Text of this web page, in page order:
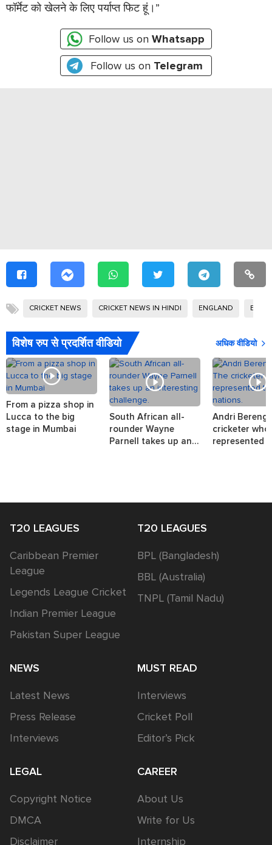
फॉर्मेट को खेलने के लिए पर्याप्त फिट हूं।”
Follow us on Whatsapp
Follow us on Telegram
CRICKET NEWS CRICKET NEWS IN HINDI ENGLAND
विशेष रुप से प्रदर्शित वीडियो अधिक वीडियो
From a pizza shop in
Lucca to the big
stage in Mumbai
South African all-
rounder Wayne
Parnell takes up an
Andri
cricketer who
represented
T20 LEAGUES
Caribbean Premier
League
Legends League Cricket
Indian Premier League
Pakistan Super League
T20 LEAGUES
BPL (Bangladesh)
BBL (Australia)
TNPL (Tamil Nadu)
NEWS
Latest News
Press Release
Interviews
MUST READ
Interviews
Cricket Poll
Editor’s Pick
LEGAL
Copyright Notice
DMCA
Disclaimer
CAREER
About Us
Write for Us
Internship